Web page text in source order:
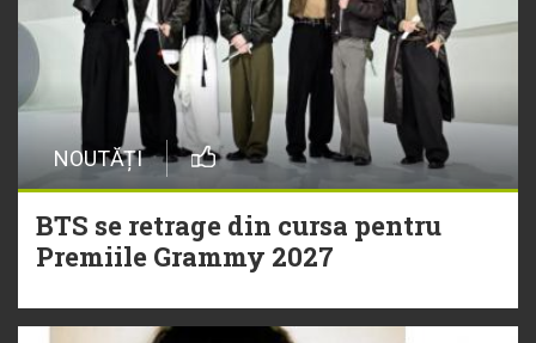
NOUTĂȚI
BTS se retrage din cursa pentru
Premiile Grammy 2027